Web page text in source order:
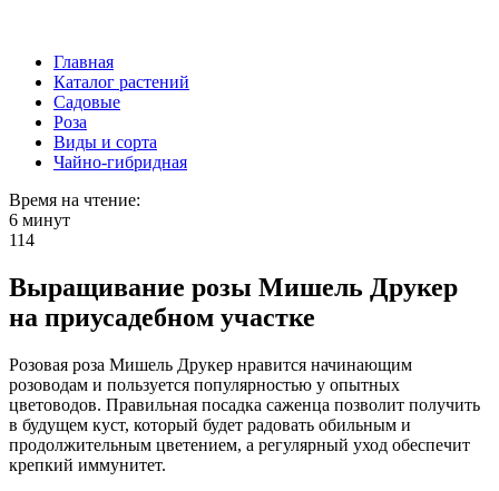
Главная
Каталог растений
Садовые
Роза
Виды и сорта
Чайно-гибридная
Время на чтение:
6 минут
114
Выращивание розы Мишель Друкер
на приусадебном участке
Розовая роза Мишель Друкер нравится начинающим
розоводам и пользуется популярностью у опытных
цветоводов. Правильная посадка саженца позволит получить
в будущем куст, который будет радовать обильным и
продолжительным цветением, а регулярный уход обеспечит
крепкий иммунитет.